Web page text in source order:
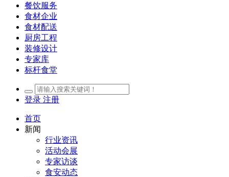
餐饮服务
食材企业
食材配送
厨房工程
装修设计
专家库
标杆食堂
登录 注册
首页
新闻
行业资讯
活动会展
专家访谈
食安动态